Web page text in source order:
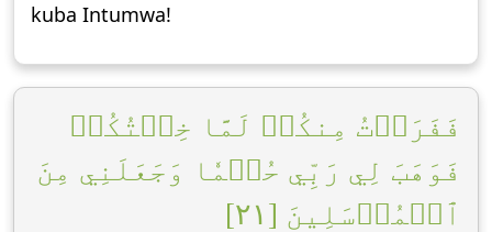
kuba Intumwa!
فَفَرَرۡتُ مِنكُمۡ لَمَّا خِفۡتُكُمۡ
فَوَهَبَ لِي رَبِّي حُكۡمٗا وَجَعَلَنِي مِنَ
ٱلۡمُرۡسَلِينَ [٢١]